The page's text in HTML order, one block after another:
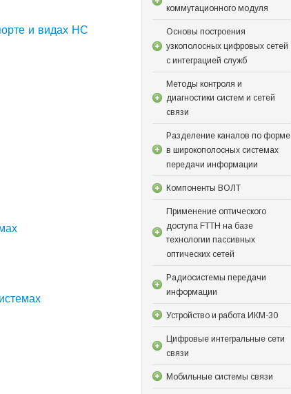
и видах НС
коммутационного модуля
Основы построения
узкополосных цифровых сетей
с интеграцией служб
Методы контроля и
диагностики систем и сетей
связи
Разделение каналов по форме
в широкополосных системах
передачи информации
Компоненты ВОЛТ
Применение оптического
доступа FTTH на базе
технологии пассивных
оптических сетей
Радиосистемы передачи
информации
Устройство и работа ИКМ-30
Цифровые интегральные сети
связи
Мобильные системы связи